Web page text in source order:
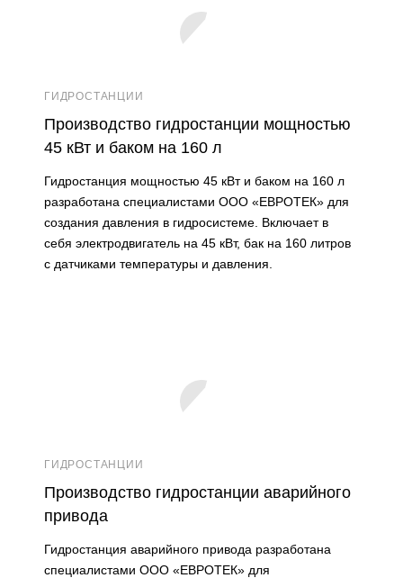
ГИДРОСТАНЦИИ
Производство гидростанции мощностью
45 кВт и баком на 160 л
Гидростанция мощностью 45 кВт и баком на 160 л
разработана специалистами ООО «ЕВРОТЕК» для
создания давления в гидросистеме. Включает в
себя электродвигатель на 45 кВт, бак на 160 литров
с датчиками температуры и давления.
ГИДРОСТАНЦИИ
Производство гидростанции аварийного
привода
Гидростанция аварийного привода разработана
специалистами ООО «ЕВРОТЕК» для